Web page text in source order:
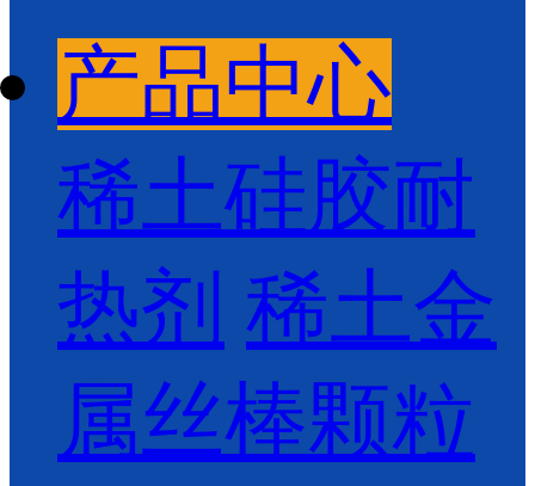
产品中心
稀土硅胶耐
热剂 稀土金
属丝棒颗粒